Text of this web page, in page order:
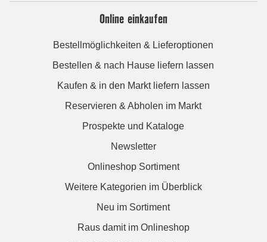
Online einkaufen
Bestellmöglichkeiten & Lieferoptionen
Bestellen & nach Hause liefern lassen
Kaufen & in den Markt liefern lassen
Reservieren & Abholen im Markt
Prospekte und Kataloge
Newsletter
Onlineshop Sortiment
Weitere Kategorien im Überblick
Neu im Sortiment
Raus damit im Onlineshop